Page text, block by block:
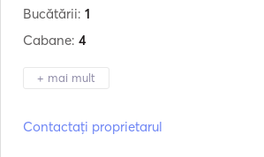
Bucătării: 1
Cabane: 4
+ mai mult
Contactați proprietarul